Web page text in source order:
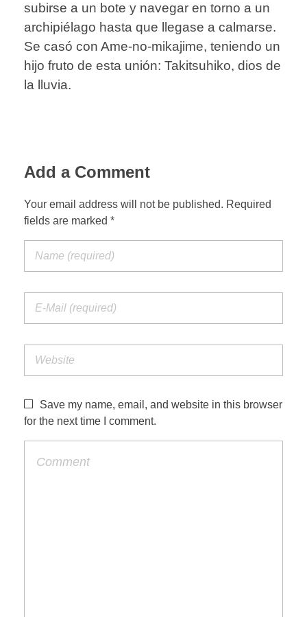
subirse a un bote y navegar en torno a un
archipiélago hasta que llegase a calmarse.
Se casó con Ame-no-mikajime, teniendo un
hijo fruto de esta unión: Takitsuhiko, dios de
la lluvia.
Add a Comment
Your email address will not be published. Required
fields are marked *
Save my name, email, and website in this browser
for the next time I comment.